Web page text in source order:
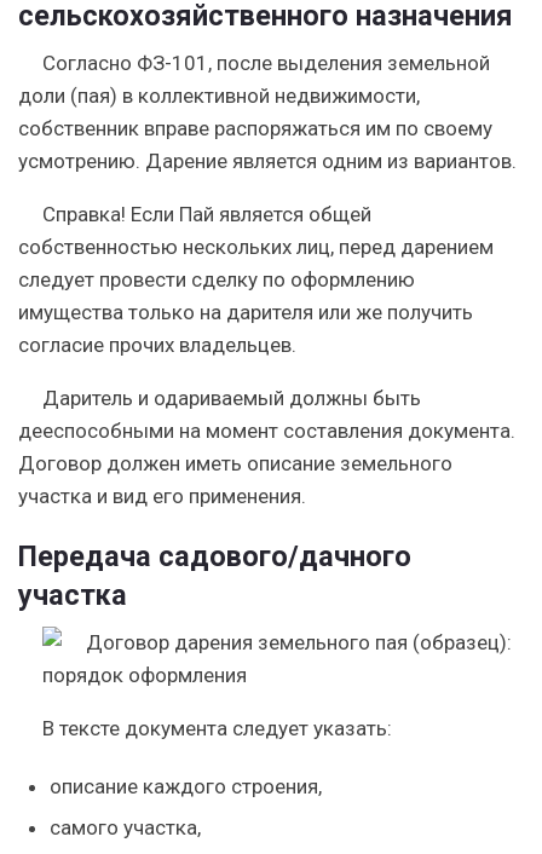
сельскохозяйственного назначения
Согласно ФЗ-101, после выделения земельной
доли (пая) в коллективной недвижимости,
собственник вправе распоряжаться им по своему
усмотрению. Дарение является одним из вариантов.
Справка! Если Пай является общей
собственностью нескольких лиц, перед дарением
следует провести сделку по оформлению
имущества только на дарителя или же получить
согласие прочих владельцев.
Даритель и одариваемый должны быть
дееспособными на момент составления документа.
Договор должен иметь описание земельного
участка и вид его применения.
Передача садового/дачного
участка
В тексте документа следует указать:
описание каждого строения,
самого участка,